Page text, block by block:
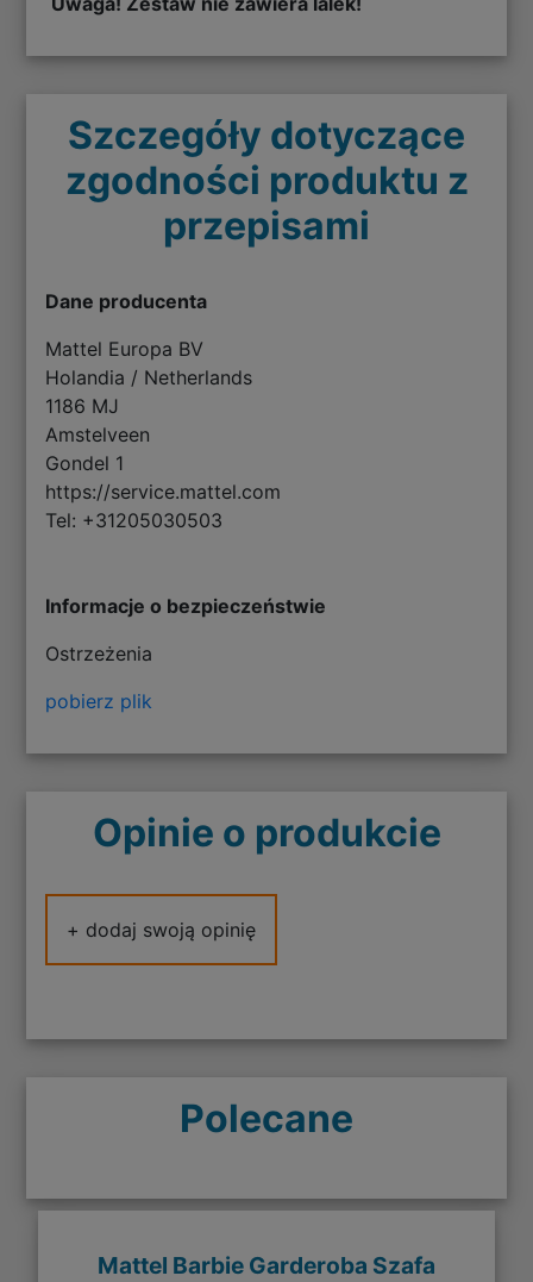
Szczegóły dotyczące
zgodności produktu z
przepisami
Dane producenta
Mattel Europa BV
Holandia / Netherlands
1186 MJ
Amstelveen
Gondel 1
https://service.mattel.com
Tel: +31205030503
Informacje o bezpieczeństwie
Ostrzeżenia
pobierz plik
Opinie o produkcie
+ dodaj swoją opinię
Polecane
Mattel Barbie Garderoba Szafa